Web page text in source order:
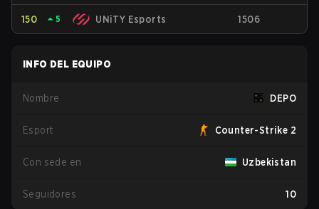
150 ⏶ 5 UNiTY Esports 1506
INFO DEL EQUIPO
Nombre DEPO
Esport Counter-Strike 2
Con sede en Uzbekistan
Seguidores 10